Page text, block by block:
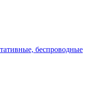
беспроводные